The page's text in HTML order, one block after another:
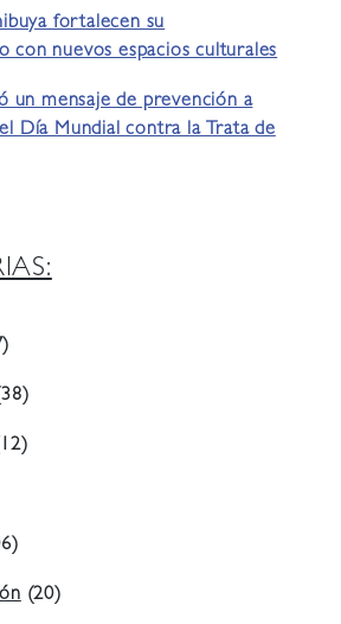
fortalecen su
con nuevos espacios culturales
un mensaje de prevención a
Día Mundial contra la Trata de
(20)